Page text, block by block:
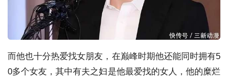
而他也十分热爱找女朋友，在巅峰时期他还能同时拥有5
0多个女友，其中有夫之妇是他最爱找的女人，他的糜烂